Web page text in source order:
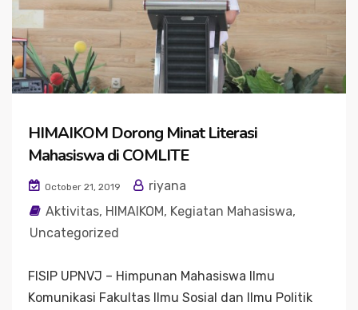
HIMAIKOM Dorong Minat Literasi
Mahasiswa di COMLITE
October 21, 2019
riyana
Aktivitas, HIMAIKOM, Kegiatan Mahasiswa,
Uncategorized
FISIP UPNVJ – Himpunan Mahasiswa Ilmu
Komunikasi Fakultas Ilmu Sosial dan Ilmu Politik